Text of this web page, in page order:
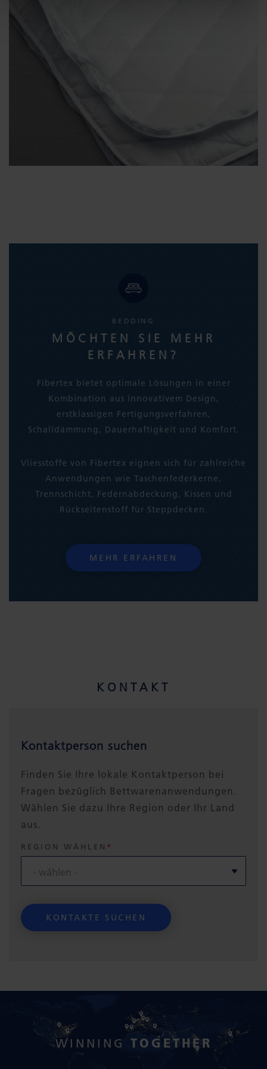
BEDDING
MÖCHTEN SIE MEHR
ERFAHREN?
Fibertex bietet optimale Lösungen in einer
Kombination aus innovativem Design,
erstklassigen Fertigungsverfahren,
Schalldämmung, Dauerhaftigkeit und Komfort.
Vliesstoffe von Fibertex eignen sich für zahlreiche
Anwendungen wie Taschenfederkerne,
Trennschicht, Federnabdeckung, Kissen und
Rückseitenstoff für Steppdecken.
MEHR ERFAHREN
KONTAKT
Kontaktperson suchen
Finden Sie Ihre lokale Kontaktperson bei
Fragen bezüglich Bettwarenanwendungen.
Wählen Sie dazu Ihre Region oder Ihr Land
aus.
REGION WÄHLEN
WINNING TOGETHER